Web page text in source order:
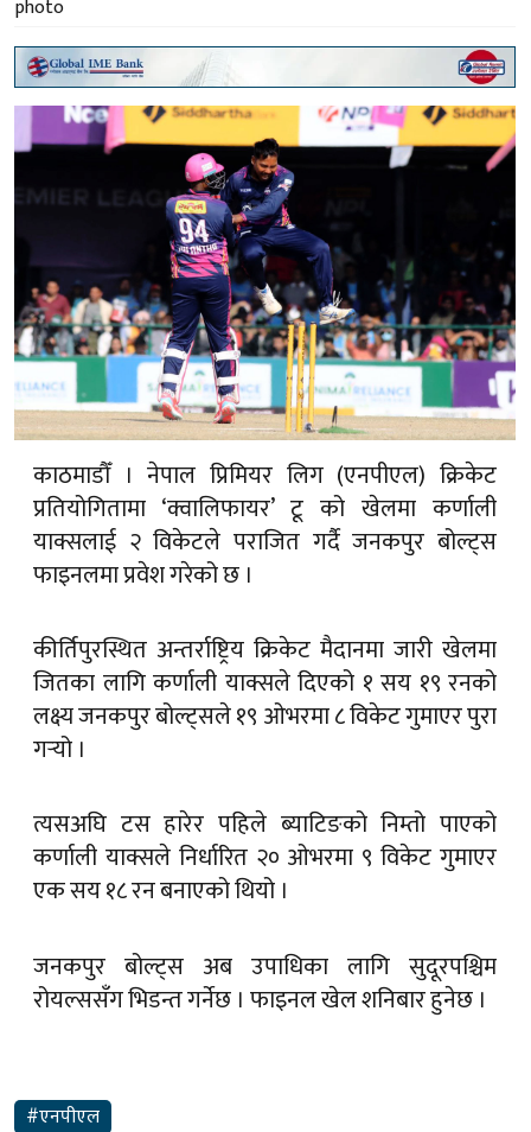
काठमाडौँ । नेपाल प्रिमियर लिग (एनपीएल) क्रिकेट
प्रतियोगितामा ‘क्वालिफायर’ टू को खेलमा कर्णाली
याक्सलाई २ विकेटले पराजित गर्दै जनकपुर बोल्ट्स
फाइनलमा प्रवेश गरेको छ ।
कीर्तिपुरस्थित अन्तर्राष्ट्रिय क्रिकेट मैदानमा जारी खेलमा
जितका लागि कर्णाली याक्सले दिएको १ सय १९ रनको
लक्ष्य जनकपुर बोल्ट्सले १९ ओभरमा ८ विकेट गुमाएर पुरा
गर्‍यो ।
त्यसअघि टस हारेर पहिले ब्याटिङको निम्तो पाएको
कर्णाली याक्सले निर्धारित २० ओभरमा ९ विकेट गुमाएर
एक सय १८ रन बनाएको थियो ।
जनकपुर बोल्ट्स अब उपाधिका लागि सुदूरपश्चिम
रोयल्ससँग भिडन्त गर्नेछ । फाइनल खेल शनिबार हुनेछ ।
#एनपीएल